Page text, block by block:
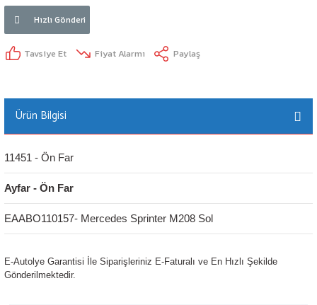
Hızlı Gönderi
Tavsiye Et Fiyat Alarmı Paylaş
Ürün Bilgisi
11451 - Ön Far
Ayfar - Ön Far
EAABO110157- Mercedes Sprinter M208 Sol
E-Autolye Garantisi İle Siparişleriniz E-Faturalı ve En Hızlı Şekilde
Gönderilmektedir.